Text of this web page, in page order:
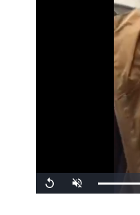
白海豚
慈濟
Replay Unmute